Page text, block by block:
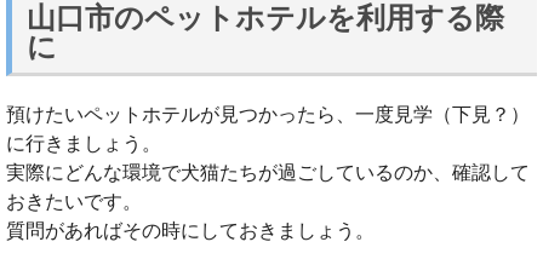
山口市のペットホテルを利用する際
に
預けたいペットホテルが見つかったら、一度見学（下見？）
に行きましょう。
実際にどんな環境で犬猫たちが過ごしているのか、確認して
おきたいです。
質問があればその時にしておきましょう。